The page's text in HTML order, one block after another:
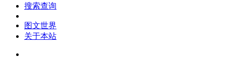
搜索查询
图文世界
关于本站